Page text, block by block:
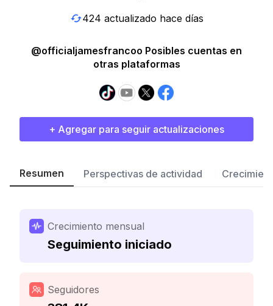
424 actualizado hace días
@officialjamesfrancoo Posibles cuentas en
otras plataformas
+ Agregar para seguir actualizaciones
Resumen Perspectivas de actividad
Crecimiento mensual
Seguimiento iniciado
Seguidores